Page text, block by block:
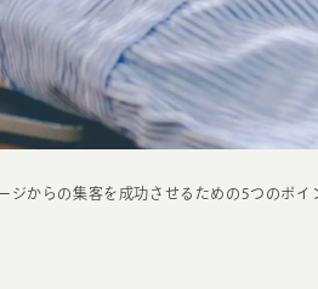
ジからの集客を成功させるための5つのポイ